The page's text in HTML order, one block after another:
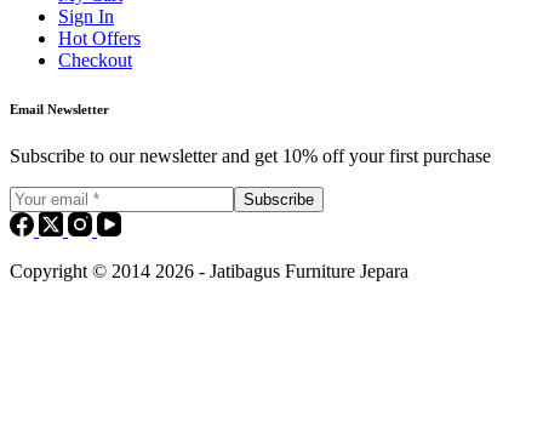
Sign In
Hot Offers
Checkout
Email Newsletter
Subscribe to our newsletter and get 10% off your first purchase
Subscribe
Copyright © 2014 2026 - Jatibagus Furniture Jepara